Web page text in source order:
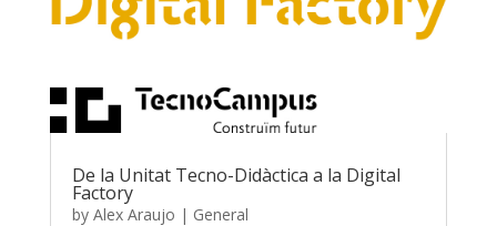
De la Unitat Tecno-Didàctica a la Digital
Factory
by Alex Araujo | General